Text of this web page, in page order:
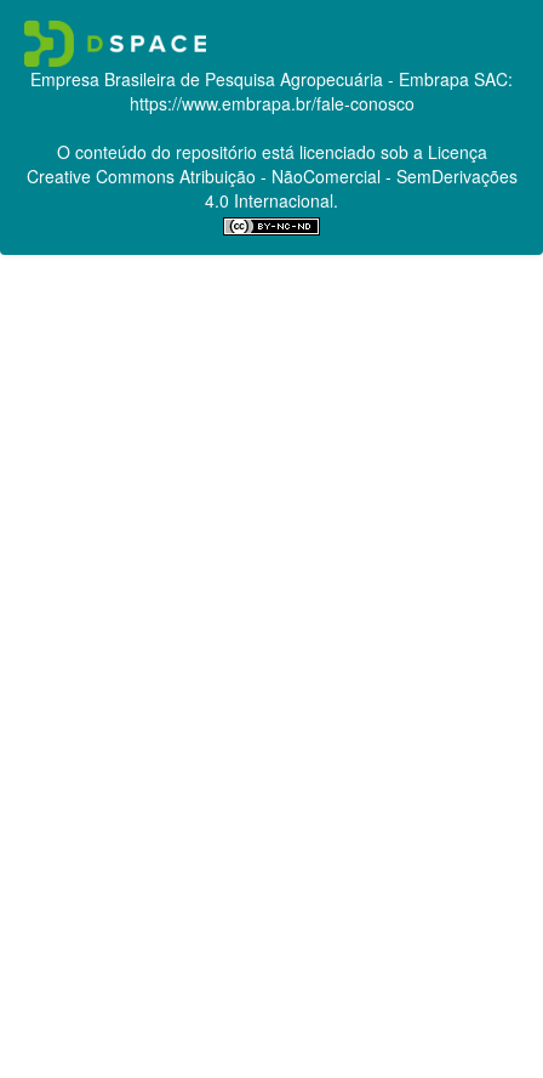
Empresa Brasileira de Pesquisa Agropecuária - Embrapa SAC:
https://www.embrapa.br/fale-conosco
O conteúdo do repositório está licenciado sob a Licença
Creative CommonsAtribuição - NãoComercial - SemDerivações
4.0 Internacional.